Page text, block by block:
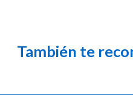
También te